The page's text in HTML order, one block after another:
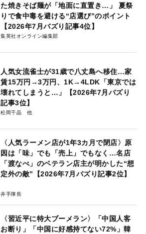
た焼きそば麺が「地面に直置き…」 夏祭
りで食中毒を避ける“店選び”のポイント
【2026年7月バズり記事4位】
集英社オンライン編集部
人気女流雀士が31歳で八丈島へ移住…家
賃15万円→3万円、1K→4LDK「東京では
壊れてしまうと…」【2026年7月バズり
記事3位】
松岡千晶
〈人気ラーメン店が1年3カ月で閉店〉原
因は「味」でも「売上」でもなく…名店
「渡なべ」のベテラン店主が明かした“想
定外の敵”【2026年7月バズり記事2位】
井手隊長
〈習近平に特大ブーメラン〉「中国人客
お断り」「中国に好感持てない72%」韓